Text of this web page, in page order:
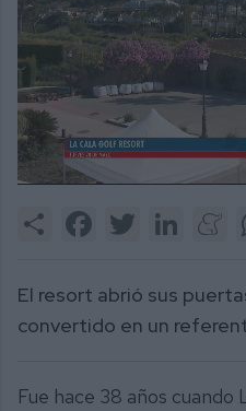
1
Share FacebookTwitter LinkedIn
El resort abrió sus
convertido en un
Fue hace 38 años cuando